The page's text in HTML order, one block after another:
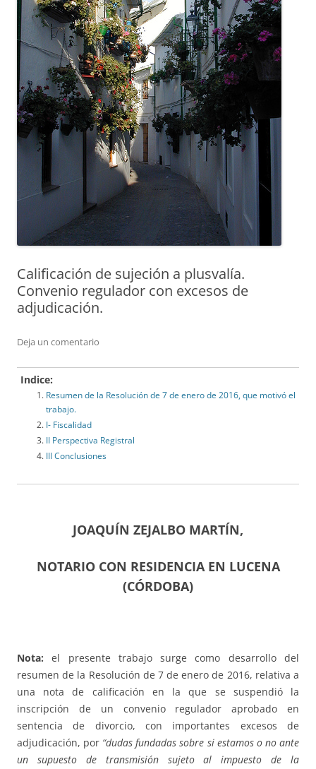
Calificación de sujeción a plusvalía.
Convenio regulador con excesos de
adjudicación.
Deja un comentario
Indice:
Resumen de la Resolución de 7 de enero de 2016, que motivó el
trabajo.
I- Fiscalidad
II Perspectiva Registral
III Conclusiones
JOAQUÍN ZEJALBO MARTÍN,
NOTARIO CON RESIDENCIA EN LUCENA
(CÓRDOBA)
Nota: el presente trabajo surge como desarrollo del
resumen de la Resolución de 7 de enero de 2016, relativa a
una nota de calificación en la que se suspendió la
inscripción de un convenio regulador aprobado en
sentencia de divorcio, con importantes excesos de
adjudicación, por “dudas fundadas sobre si estamos o no ante
un supuesto de transmisión sujeto al impuesto de la